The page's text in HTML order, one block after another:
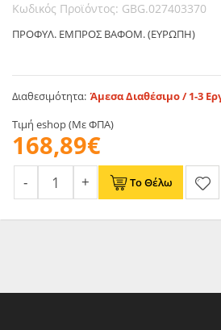
Κωδικός Προϊόντος: GBG.027403370
ΠΡΟΦΥΛ. ΕΜΠΡΟΣ ΒΑΦΟΜ. (ΕΥΡΩΠΗ)
Διαθεσιμότητα: Άμεσα Διαθέσιμο / 1-3
Τιμή eshop (Με ΦΠΑ)
168,89€
Το Θέλω